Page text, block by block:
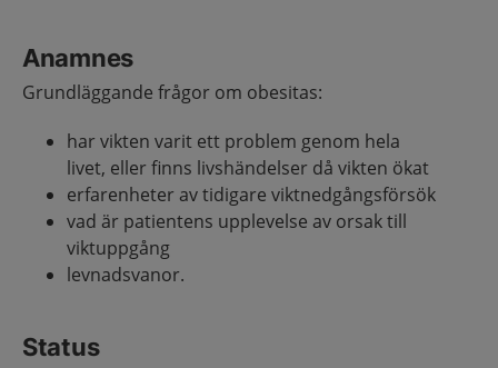
Anamnes
Grundläggande frågor om obesitas:
har vikten varit ett problem genom hela
livet, eller finns livshändelser då vikten ökat
erfarenheter av tidigare viktnedgångsförsök
vad är patientens upplevelse av orsak till
viktuppgång
levnadsvanor.
Status